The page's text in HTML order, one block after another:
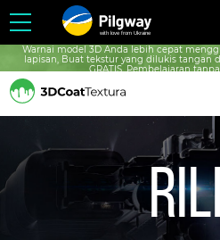
with love from Ukraine
Warnai model 3D Anda lebih cepat
lapisan, Buat tekstur yang dilukis tangan
GRATIS, Pembelajaran